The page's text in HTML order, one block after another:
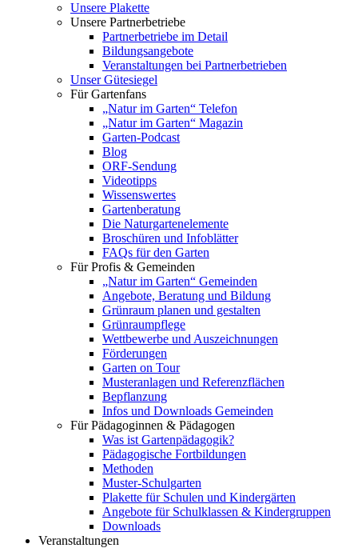
Unsere Plakette
Unsere Partnerbetriebe
Partnerbetriebe im Detail
Bildungsangebote
Veranstaltungen bei Partnerbetrieben
Unser Gütesiegel
Für Gartenfans
„Natur im Garten“ Telefon
„Natur im Garten“ Magazin
Garten-Podcast
Blog
ORF-Sendung
Videotipps
Wissenswertes
Gartenberatung
Die Naturgartenelemente
Broschüren und Infoblätter
FAQs für den Garten
Für Profis & Gemeinden
„Natur im Garten“ Gemeinden
Angebote, Beratung und Bildung
Grünraum planen und gestalten
Grünraumpflege
Wettbewerbe und Auszeichnungen
Förderungen
Garten on Tour
Musteranlagen und Referenzflächen
Bepflanzung
Infos und Downloads Gemeinden
Für Pädagoginnen & Pädagogen
Was ist Gartenpädagogik?
Pädagogische Fortbildungen
Methoden
Muster-Schulgarten
Plakette für Schulen und Kindergärten
Angebote für Schulklassen & Kindergruppen
Downloads
Veranstaltungen